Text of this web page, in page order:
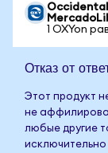
1 OXYon
Отказ от
Этот продукт
не
любые другие